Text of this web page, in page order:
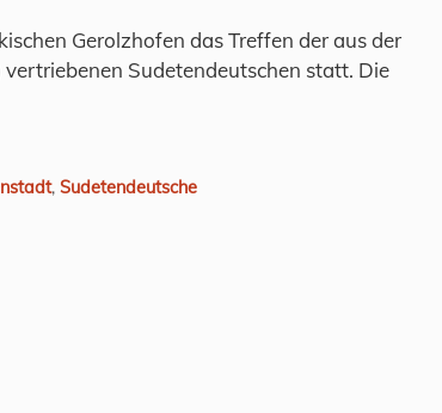
Gerolzhofen das Treffen der aus der
Sudetendeutschen statt. Die
,Sudetendeutsche